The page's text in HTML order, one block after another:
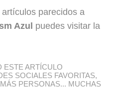
parecidos a
Azul puedes visitar la
ESTE ARTÍCULO
SOCIALES FAVORITAS,
PERSONAS... MUCHAS